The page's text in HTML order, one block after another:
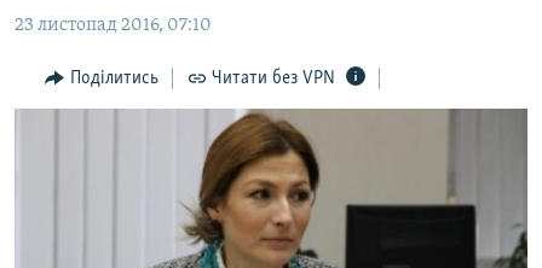
основної
Перейти
до
БЛОГИ
ПОГЛЯД
ЯК ОБІЙТИ БЛОКУВАННЯ
23 листопад 2016, 07:10
Поділитись Читати без VPN